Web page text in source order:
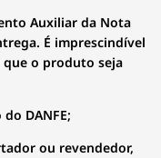
Auxiliar da Nota
É imprescindível
que o produto seja
DANFE;
ou revendedor,